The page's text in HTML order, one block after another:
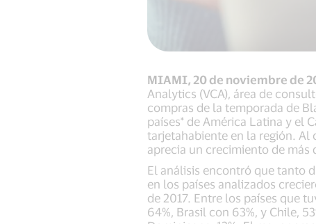
MIAMI, 20 de noviembre de
Analytics (VCA), área de
compras de la temporada de
países* de América Latina y el
tarjetahabiente en la región. Al
aprecia un crecimiento de más
El análisis encontró que tanto
en los países analizados
de 2017. Entre los países que
64%, Brasil con 63%, y Chile,